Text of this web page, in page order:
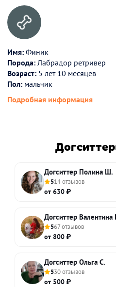
Имя: Финик
Порода: Лабрадор ретривер
Возраст: 5 лет 10 месяцев
Пол: мальчик
Подробная информация
Догситтер Полина Ш.
514 отзывов
от 630 ₽
Догситтер Валентина
567 отзывов
от 800 ₽
Догситтер Ольга С.
530 отзывов
от 500 ₽